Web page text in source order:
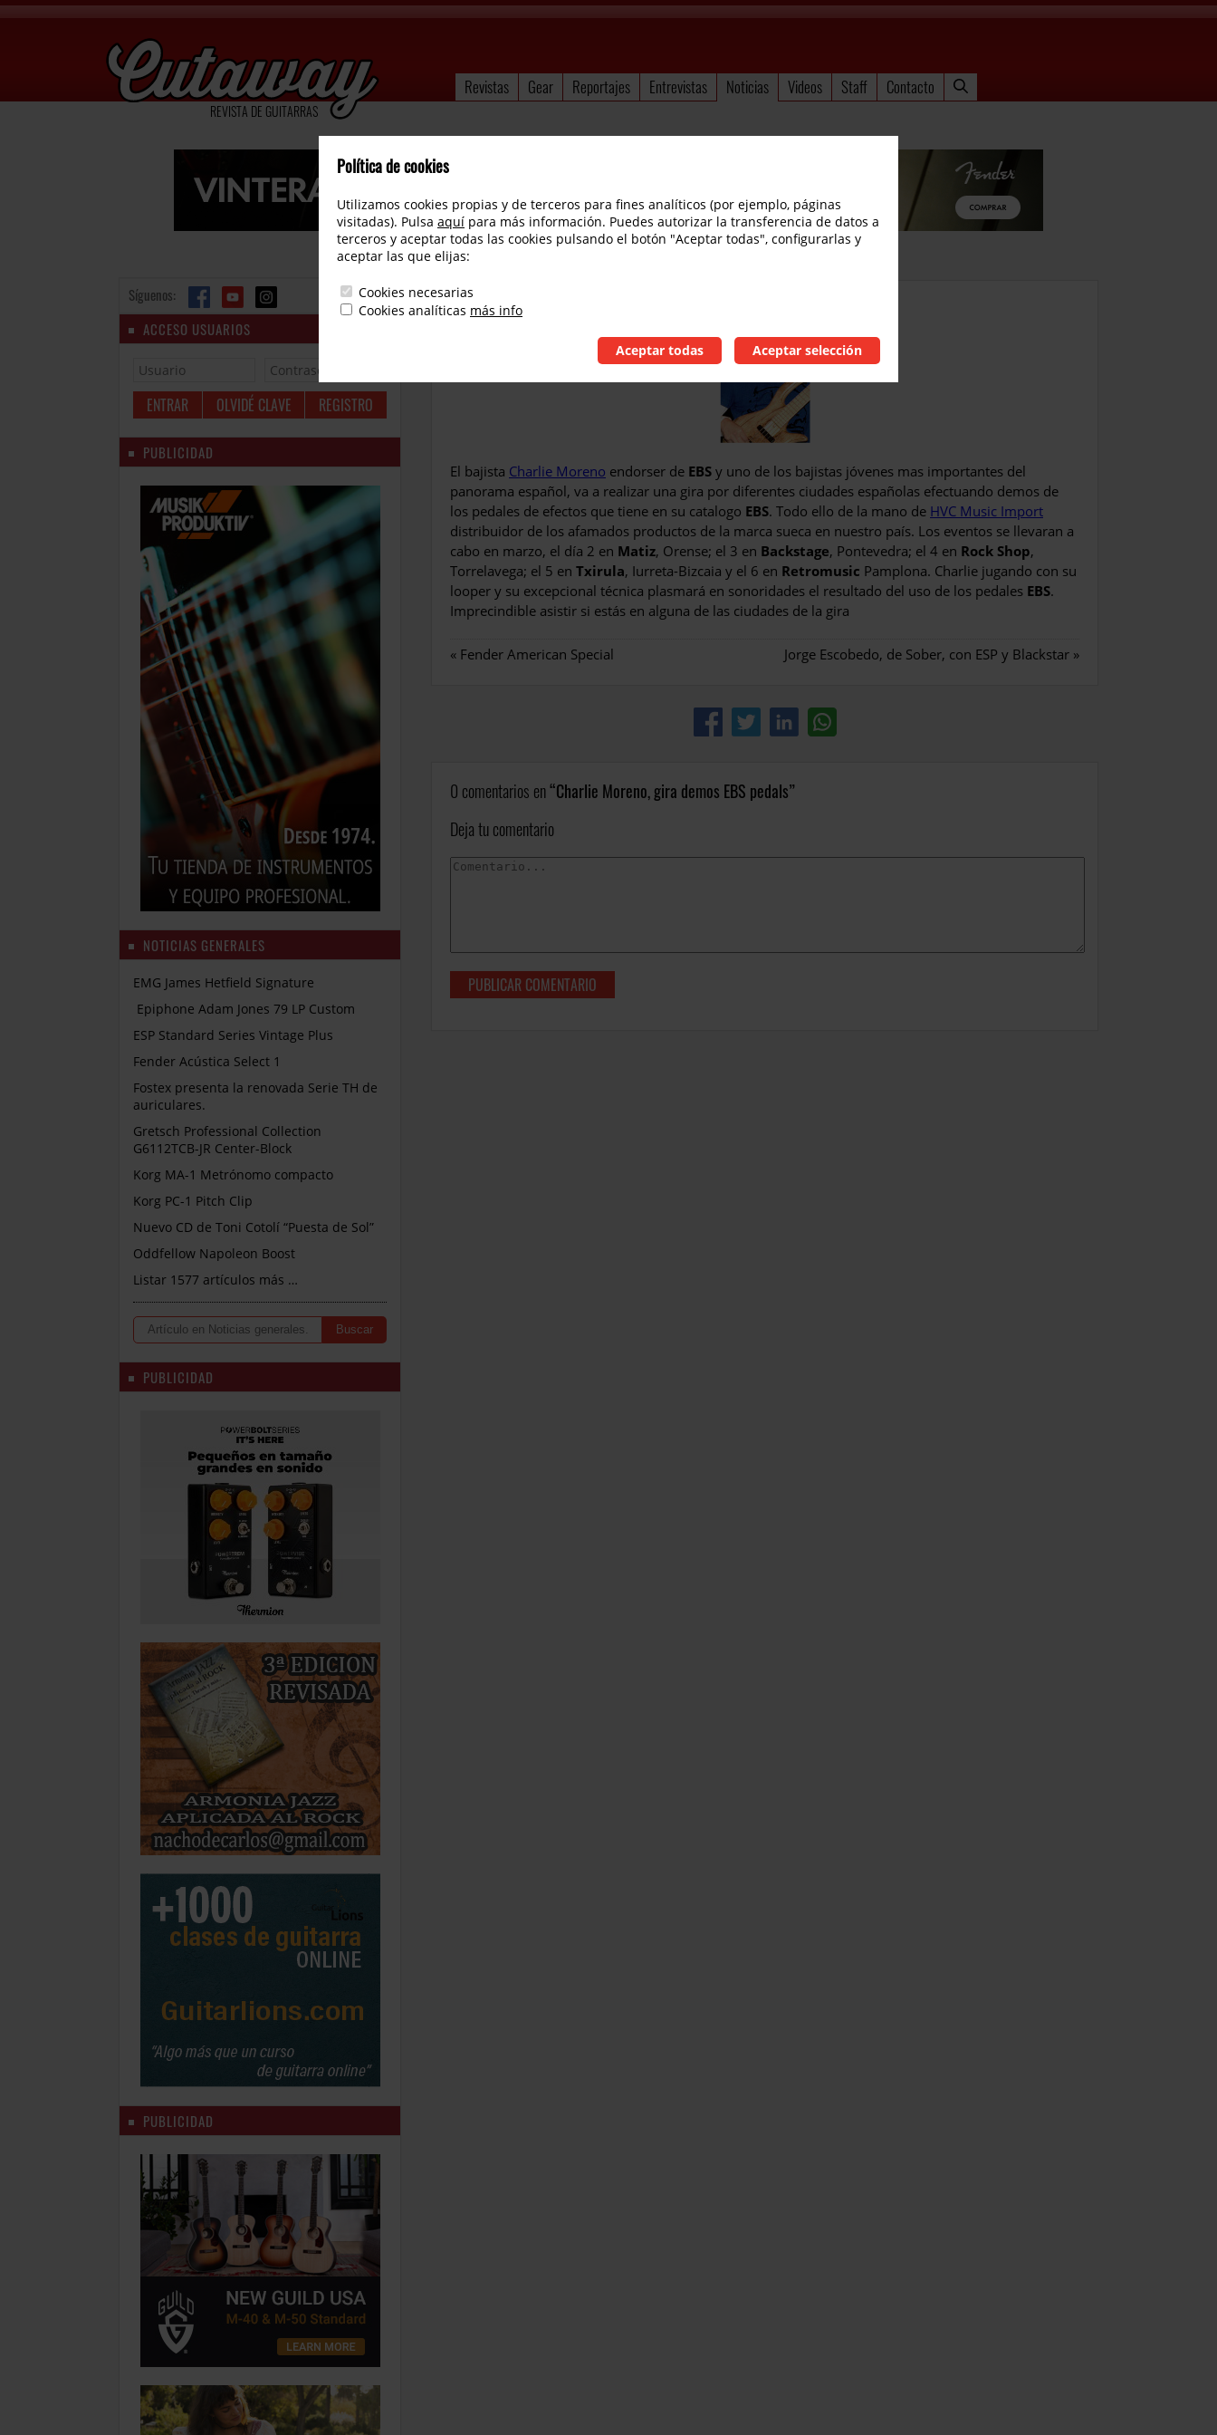
REVISTA DE GUITARRAS
Revistas Gear Reportajes Entrevistas Noticias Videos Staff Contacto
Charlie Moreno, gira demos EBS pedals
El bajista Charlie Moreno endorser de EBS y uno de los bajistas jóvenes mas importantes del
panorama español, va a realizar una gira por diferentes ciudades españolas efectuando demos de
los pedales de efectos que tiene en su catalogo EBS. Todo ello de la mano de HVC Music Import
distribuidor de los afamados productos de la marca sueca en nuestro país. Los eventos se llevaran a
cabo en marzo, el día 2 en Matiz, Orense; el 3 en Backstage, Pontevedra; el 4 en Rock Shop,
Torrelavega; el 5 en Txirula, Iurreta-Bizcaia y el 6 en Retromusic Pamplona. Charlie jugando con su
looper y su excepcional técnica plasmará en sonoridades el resultado del uso de los pedales EBS.
Imprecindible asistir si estás en alguna de las ciudades de la gira
« Fender American Special Jorge Escobedo, de Sober, con ESP y Blackstar »
0 comentarios en Charlie Moreno, gira demos EBS pedals
Deja tu comentario
Síguenos:
ACCESO USUARIOS
OLVIDÉ CLAVE REGISTRO
PUBLICIDAD
NOTICIAS GENERALES
EMG James Hetfield Signature
Epiphone Adam Jones 79 LP Custom
ESP Standard Series Vintage Plus
Fender Acústica Select 1
Fostex presenta la renovada Serie TH de
auriculares.
Gretsch Professional Collection
G6112TCB-JR Center-Block
Korg MA-1 Metrónomo compacto
Korg PC-1 Pitch Clip
Nuevo CD de Toni Cotolí “Puesta de Sol”
Oddfellow Napoleon Boost
Listar 1577 artículos más …
PUBLICIDAD
PUBLICIDAD
Política de cookies
Utilizamos cookies propias y de terceros para fines analíticos (por ejemplo, páginas
visitadas). Pulsa aquí para más información. Puedes autorizar la transferencia de datos a
terceros y aceptar todas las cookies pulsando el botón "Aceptar todas", configurarlas y
aceptar las que elijas:
Cookies necesarias
Cookies analíticas más info
Aceptar todas Aceptar selección